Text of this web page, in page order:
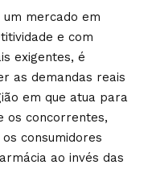
mercado em
e com
exigentes, é
as demandas reais
em que atua para
os concorrentes,
consumidores
ao invés das